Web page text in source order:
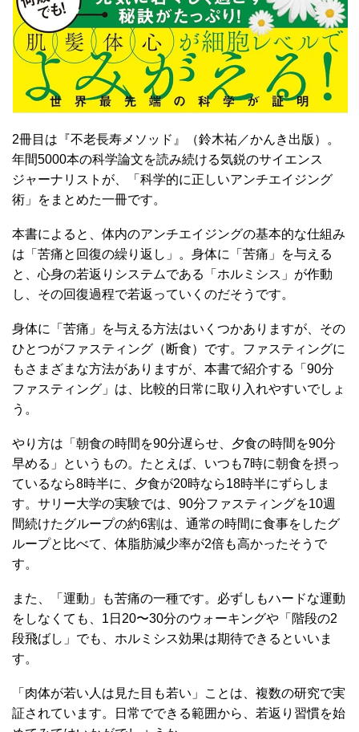
2冊目は『不老長寿メソッド』（鈴木祐／かんき出版）。
年間5000本の科学論文を読み続ける気鋭のサイエンス
ジャーナリストが、「科学的に正しいアンチエイジング
術」をまとめた一冊です。
本書によると、体内のアンチエイジングの基本的な仕組み
は「苦痛と回復の繰り返し」。身体に「苦痛」を与える
と、心身の若返りシステムである「ホルミシス」が作動
し、その回復過程で若返っていくのだそうです。
身体に「苦痛」を与える方法はいくつかありますが、その
ひとつがファスティング（断食）です。ファスティングに
もさまざまな方法がありますが、本書で紹介する「90分
ファスティング」は、比較的日常に取り入れやすいでしょ
う。
やり方は「朝食の時間を90分遅らせ、夕食の時間を90分
早める」というもの。たとえば、いつも7時に朝食を摂っ
ているなら8時半に、夕食が20時なら18時半にずらしま
す。サリー大学の実験では、90分ファスティングを10週
間続けたグループの約6割は、通常の時間に食事をしたグ
ループと比べて、体脂肪減少率が2倍も高かったそうで
す。
また、「運動」も苦痛の一種です。必ずしもハードな運動
をしなくても、1日20〜30分のウォーキングや「階段の2
段飛ばし」でも、ホルミシス効果は期待できるといいま
す。
「肉体が若い人は見た目も若い」ことは、複数の研究で実
証されています。日常でできる範囲から、若返り習慣を始